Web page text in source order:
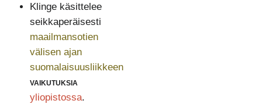
Klinge käsittelee
seikkaperäisesti
maailmansotien
välisen ajan
suomalaisuusliikkeen
vaikutuksia
yliopistossa.